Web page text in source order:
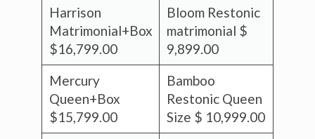
Harrison
Matrimonial+Box
$16,799.00
Bloom Restonic
matrimonial $
9,899.00
Mercury
Queen+Box
$15,799.00
Bamboo
Restonic Queen
Size $ 10,999.00